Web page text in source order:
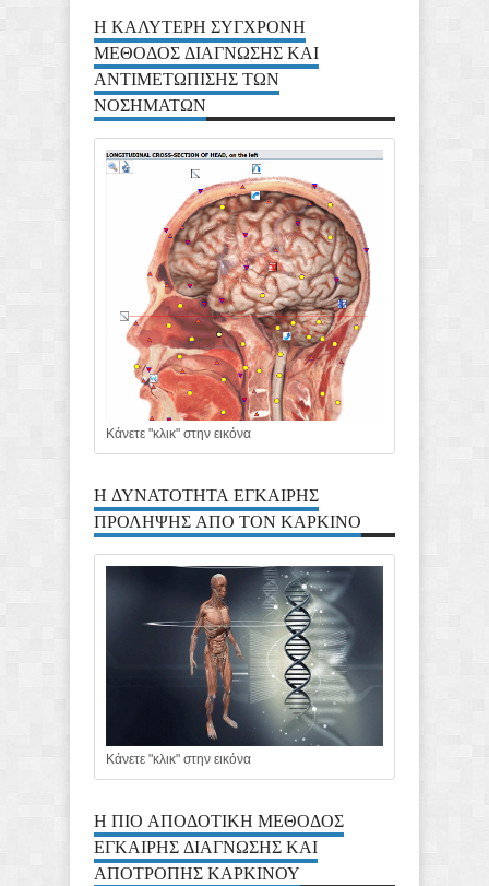
Η ΚΑΛΥΤΕΡΗ ΣΥΓΧΡΟΝΗ
ΜΕΘΟΔΟΣ ΔΙΑΓΝΩΣΗΣ ΚΑΙ
ΑΝΤΙΜΕΤΩΠΙΣΗΣ ΤΩΝ
ΝΟΣΗΜΑΤΩΝ
Κάνετε "κλικ" στην εικόνα
Η ΔΥΝΑΤΟΤΗΤΑ ΕΓΚΑΙΡΗΣ
ΠΡΟΛΗΨΗΣ ΑΠΟ ΤΟΝ ΚΑΡΚΙΝΟ
Κάνετε "κλικ" στην εικόνα
Η ΠΙΟ ΑΠΟΔΟΤΙΚΗ ΜΕΘΟΔΟΣ
ΕΓΚΑΙΡΗΣ ΔΙΑΓΝΩΣΗΣ ΚΑΙ
ΑΠΟΤΡΟΠΗΣ ΚΑΡΚΙΝΟΥ